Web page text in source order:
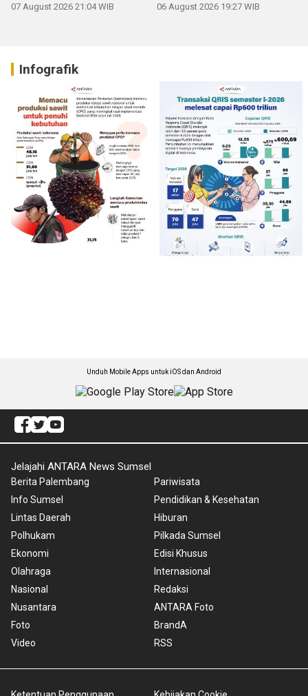
07 August 2026 21:04 WIB 06 August 2026 19:27 WIB
Infografik
Unduh Mobile Apps untuk iOS dan Android
Jelajahi ANTARA News Sumsel
Berita Palembang
Info Sumsel
Lintas Daerah
Polhukam
Ekonomi
Olahraga
Nasional
Nusantara
Foto
Video
Pariwisata
Pendidikan & Kesehatan
Hiburan
Pilkada Sumsel
Edisi Khusus
Internasional
Redaksi
ANTARA Foto
BrandA
RSS